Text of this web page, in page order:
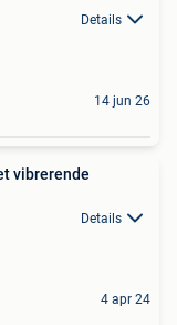
Details
14 jun 26
vibrerende
Details
4 apr 24